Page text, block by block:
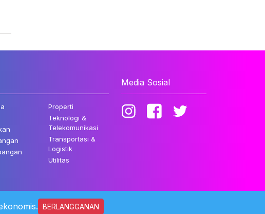
Properti
Teknologi &
Telekomunikasi
Transportasi &
Logistik
Utilitas
Media Sosial
dilindungi Undang-undang.
BERLANGGANAN